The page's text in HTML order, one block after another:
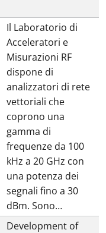
Il Laboratorio di
Acceleratori e
Misurazioni RF
dispone di
analizzatori di rete
vettoriali che
coprono una
gamma di
frequenze da 100
kHz a 20 GHz con
una potenza dei
segnali fino a 30
dBm. Sono…
Development of